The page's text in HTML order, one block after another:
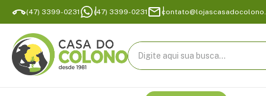
(47) 3399-0231 (47) 3399-0231
Digite aqui sua busca...